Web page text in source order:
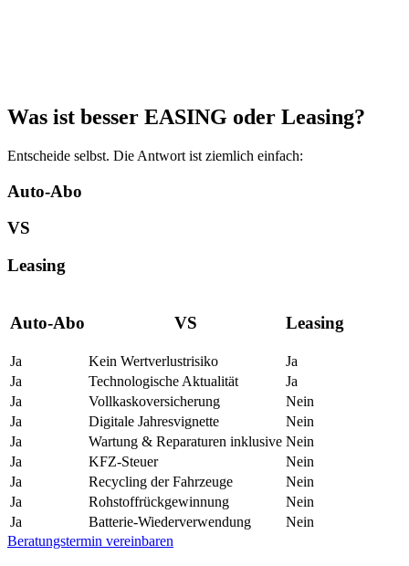
Was ist besser EASING oder Leasing?
Entscheide selbst. Die Antwort ist ziemlich einfach:
Auto-Abo
VS
Leasing
Auto-Abo VS Leasing
Ja Kein Wertverlustrisiko
Ja
Ja
Technologische Aktualität
Ja
Ja
Vollkaskoversicherung
Nein
Ja
Digitale Jahresvignette
Nein
Ja
Wartung & Reparaturen inklusive Nein
Ja
KFZ-Steuer
Nein
Ja
Recycling der Fahrzeuge
Nein
Ja
Rohstoffrückgewinnung
Nein
Ja
Batterie-Wiederverwendung
Nein
Beratungstermin vereinbaren